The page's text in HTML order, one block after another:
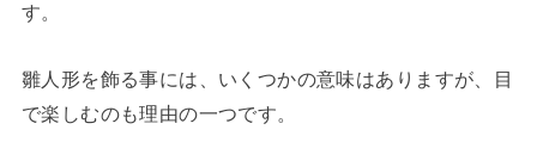
す。
雛人形を飾る事には、いくつかの意味はありますが、目
で楽しむのも理由の一つです。